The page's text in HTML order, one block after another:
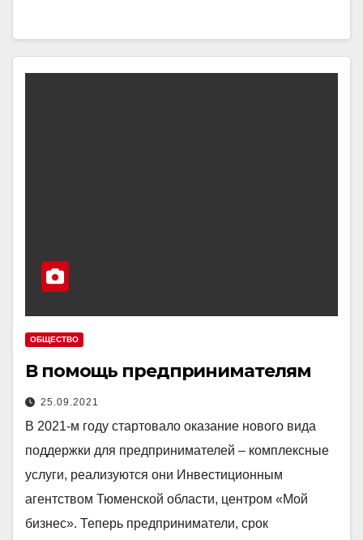
ОБЩЕСТВО
В помощь предпринимателям
25.09.2021
В 2021-м году стартовало оказание нового вида
поддержки для предпринимателей – комплексные
услуги, реализуются они Инвестиционным
агентством Тюменской области, центром «Мой
бизнес». Теперь предприниматели, срок